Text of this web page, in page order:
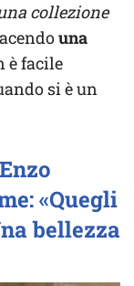
collezione
una
è facile
si è un
«Quegli
bellezza